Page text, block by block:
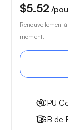
$5.52 /
Renouvellement à
moment.
1CPU
1 GB de